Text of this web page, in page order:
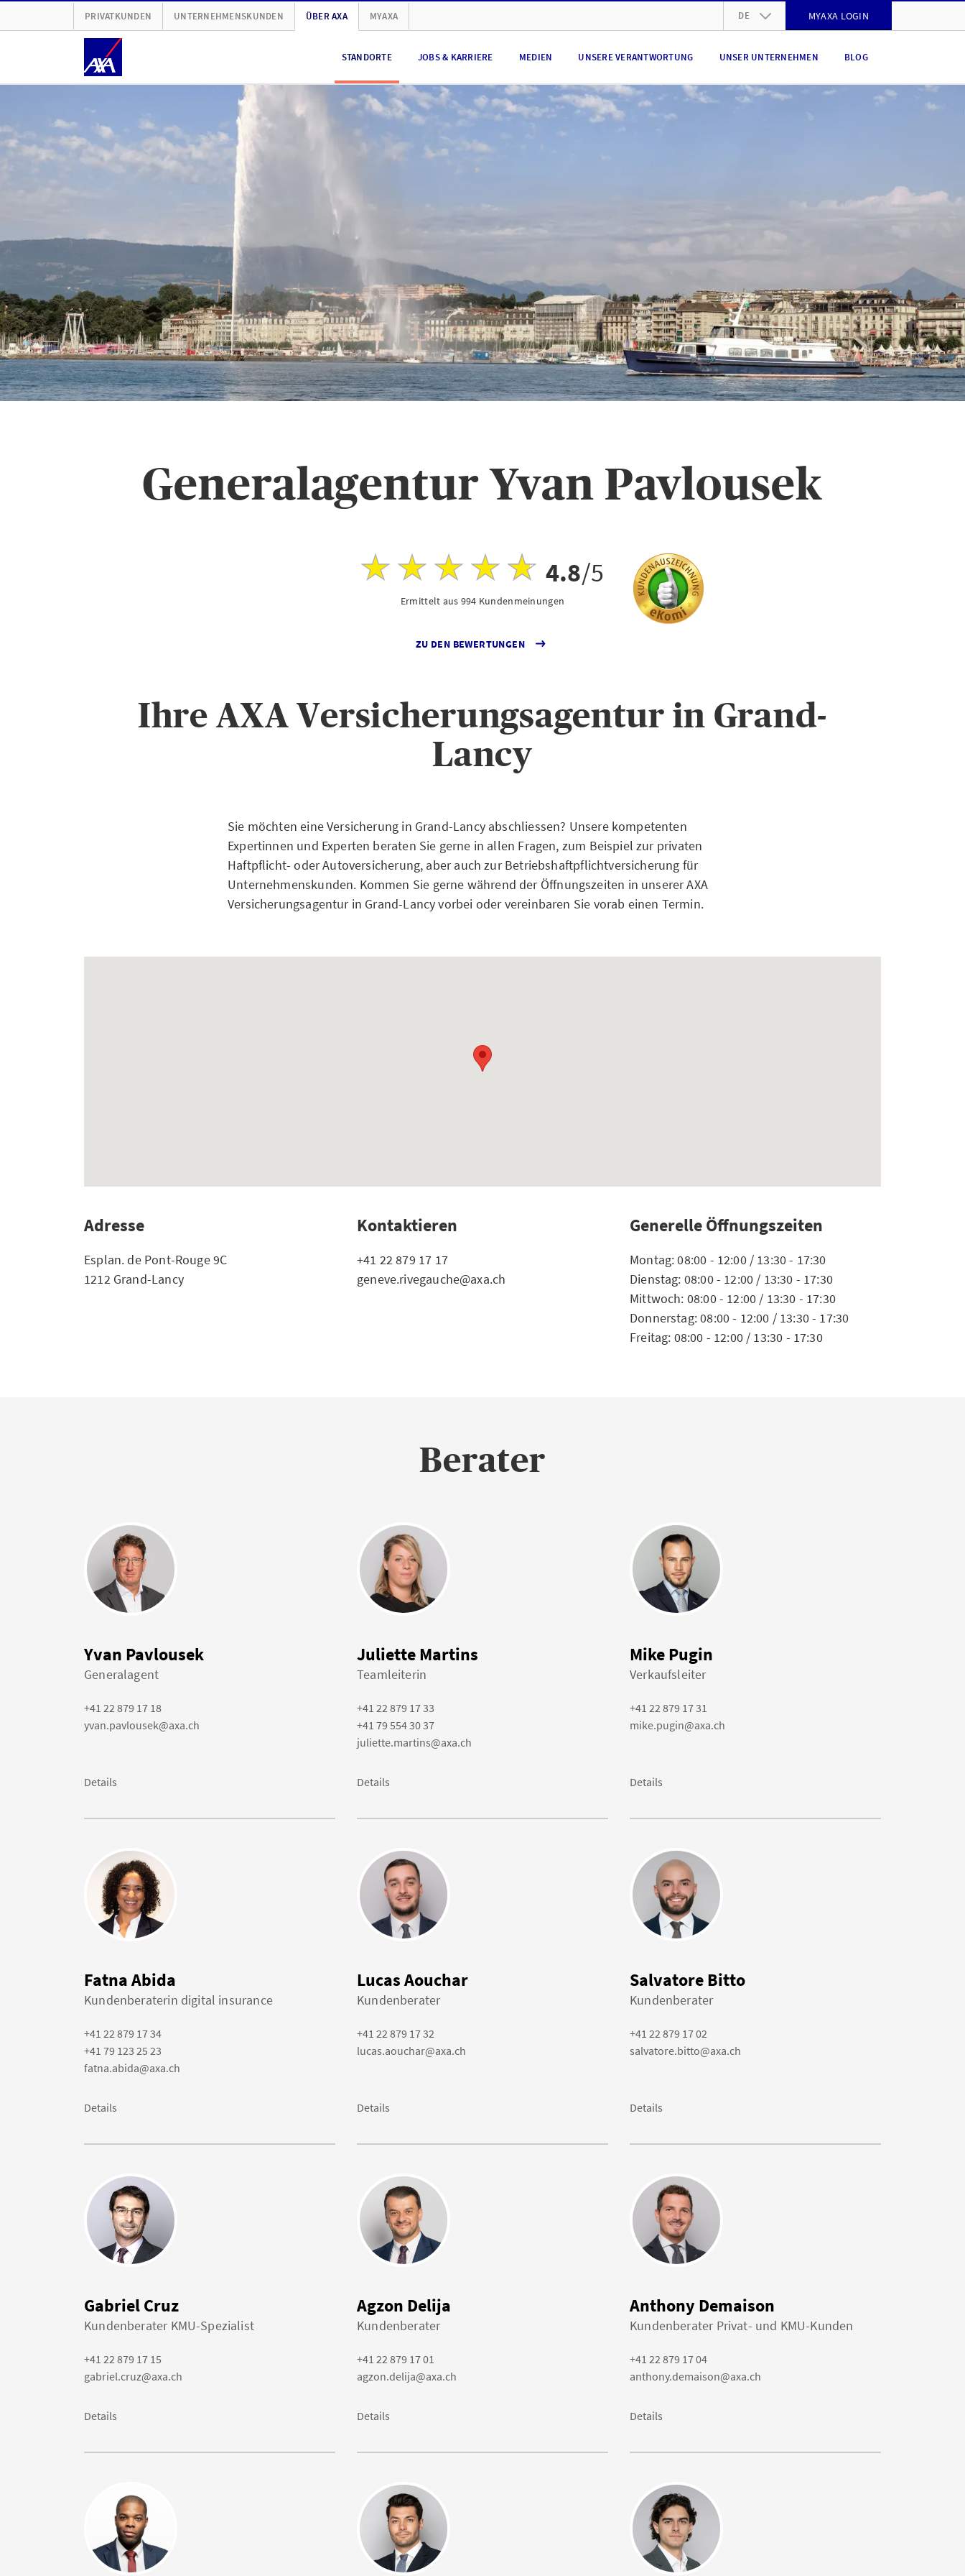
PRIVATKUNDEN UNTERNEHMENSKUNDEN ÜBER AXA MYAXA DE
IT
MYAXA LOGIN
STANDORTE JOBS & KARRIERE MEDIEN UNSERE VERANTWORTUNG UNSER UNTERNEHMEN BLOG
Generalagentur Yvan Pavlousek
4.8/5
Ermittelt aus 994 Kundenmeinungen
ZU DEN BEWERTUNGEN
Ihre AXA Versicherungsagentur in Grand-
Lancy
Sie möchten eine Versicherung in Grand-Lancy abschliessen? Unsere kompetenten
Expertinnen und Experten beraten Sie gerne in allen Fragen, zum Beispiel zur privaten
Haftpflicht- oder Autoversicherung, aber auch zur Betriebshaftpflichtversicherung für
Unternehmenskunden. Kommen Sie gerne während der Öffnungszeiten in unserer AXA
Versicherungsagentur in Grand-Lancy vorbei oder vereinbaren Sie vorab einen Termin.
Adresse
Esplan. de Pont-Rouge 9C
1212 Grand-Lancy
Kontaktieren
+41 22 879 17 17
geneve.rivegauche@axa.ch
Generelle Öffnungszeiten
Montag: 08:00 - 12:00 / 13:30 - 17:30
Dienstag: 08:00 - 12:00 / 13:30 - 17:30
Mittwoch: 08:00 - 12:00 / 13:30 - 17:30
Donnerstag: 08:00 - 12:00 / 13:30 - 17:30
Freitag: 08:00 - 12:00 / 13:30 - 17:30
Berater
Yvan Pavlousek
Generalagent
+41 22 879 17 18
yvan.pavlousek@axa.ch
Details
Juliette Martins
Teamleiterin
+41 22 879 17 33
+41 79 554 30 37
juliette.martins@axa.ch
Details
Mike Pugin
Verkaufsleiter
+41 22 879 17 31
mike.pugin@axa.ch
Details
Fatna Abida
Kundenberaterin digital insurance
+41 22 879 17 34
+41 79 123 25 23
fatna.abida@axa.ch
Details
Lucas Aouchar
Kundenberater
+41 22 879 17 32
lucas.aouchar@axa.ch
Details
Salvatore Bitto
Kundenberater
+41 22 879 17 02
salvatore.bitto@axa.ch
Details
Gabriel Cruz
Kundenberater KMU-Spezialist
+41 22 879 17 15
gabriel.cruz@axa.ch
Details
Agzon Delija
Kundenberater
+41 22 879 17 01
agzon.delija@axa.ch
Details
Anthony Demaison
Kundenberater Privat- und KMU-Kunden
+41 22 879 17 04
anthony.demaison@axa.ch
Details